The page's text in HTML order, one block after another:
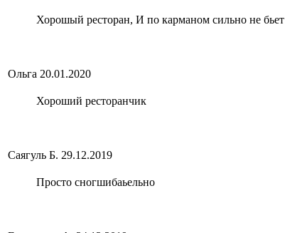
Хорошый ресторан, И по карманом сильно не бьет
Ольга 20.01.2020
Хороший ресторанчик
Саягуль Б. 29.12.2019
Просто сногшибаьельно